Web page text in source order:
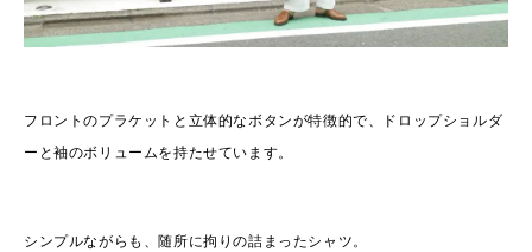
フロントのプラケットと立体的なボタンが特徴的で、ドロップショルダ
ーと袖のボリュームを持たせています。
シンプルながらも、随所に拘りの詰まったシャツ。